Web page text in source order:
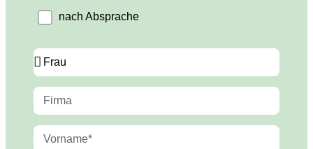
nach Absprache